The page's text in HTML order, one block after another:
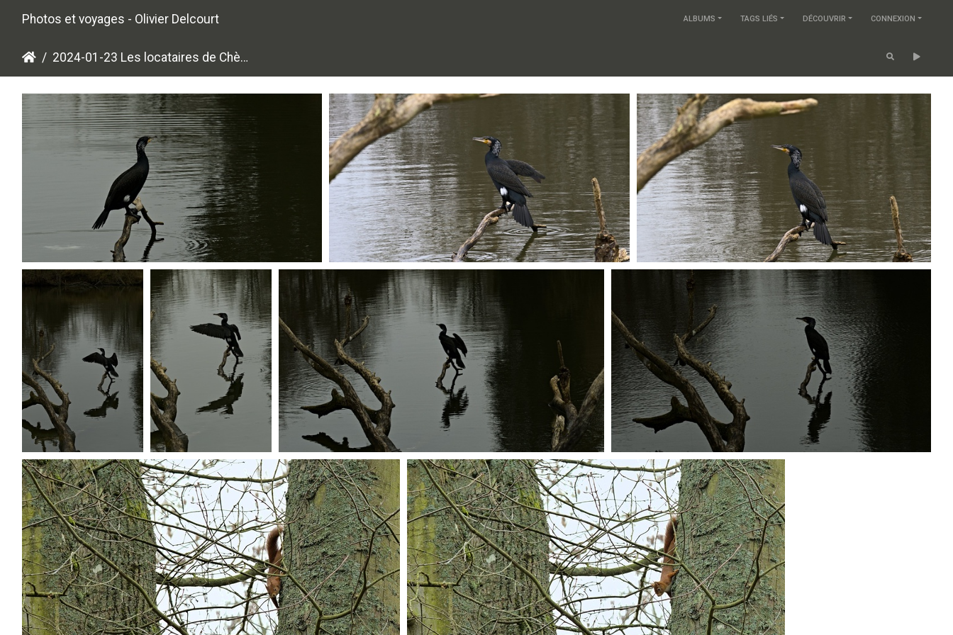
Photos et voyages - Olivier Delcourt ALBUMS TAGS LIÉS DÉCOUVRIR CONNEXION
2024-01-23 Les locataires de Chèvreloup
P1236497 P1236499 P1236500
P1236502 P1236503 P1236507 P1236508